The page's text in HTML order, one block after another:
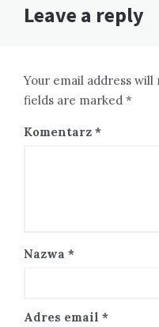
Leave a reply
Your email address will
fields are marked *
Komentarz *
Nazwa *
Adres email *